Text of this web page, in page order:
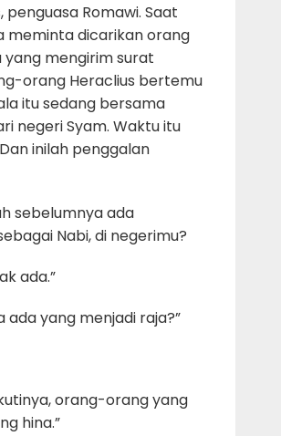
Romawi. Saat
meminta dicarikan orang
mengirim surat
orang Heraclius bertemu
itu sedang bersama
negeri Syam. Waktu itu
inilah penggalan
sebelumnya ada
Nabi, di negerimu?
ada.”
yang menjadi raja?”
orang-orang yang
hina.”